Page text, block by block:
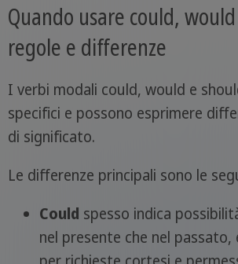
Quando usare could,
regole e differenze
I verbi modali could, would e
specifici e possono esprimere
di significato.
Le differenze principali sono le
Could spesso indica
nel presente che nel passato,